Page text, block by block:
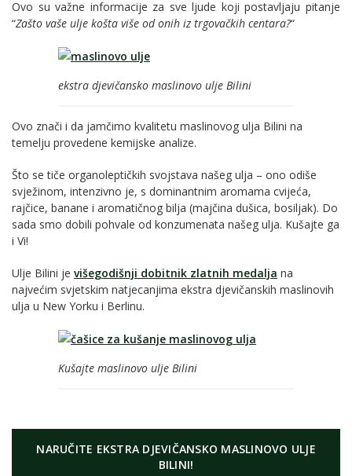
Ovo su važne informacije za sve ljude koji postavljaju pitanje
“Zašto vaše ulje košta više od onih iz trgovačkih centara?“
ekstra djevičansko maslinovo ulje Bilini
Ovo znači i da jamčimo kvalitetu maslinovog ulja Bilini na
temelju provedene kemijske analize.
Što se tiče organoleptičkih svojstava našeg ulja – ono odiše
svježinom, intenzivno je, s dominantnim aromama cvijeća,
rajčice, banane i aromatičnog bilja (majčina dušica, bosiljak). Do
sada smo dobili pohvale od konzumenata našeg ulja. Kušajte ga
i Vi!
Ulje Bilini je višegodišnji dobitnik zlatnih medalja na
najvećim svjetskim natjecanjima ekstra djevičanskih maslinovih
ulja u New Yorku i Berlinu.
Kušajte maslinovo ulje Bilini
NARUČITE EKSTRA DJEVIČANSKO MASLINOVO ULJE
BILINI!